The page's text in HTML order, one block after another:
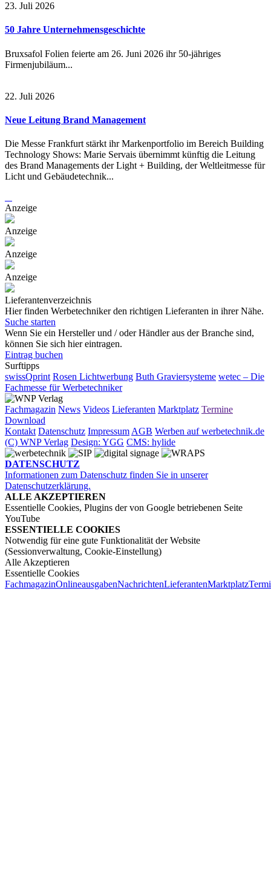
23. Juli 2026
50 Jahre Unternehmensgeschichte
Bruxsafol Folien feierte am 26. Juni 2026 ihr 50-jähriges
Firmenjubiläum...
22. Juli 2026
Neue Leitung Brand Management
Die Messe Frankfurt stärkt ihr Markenportfolio im Bereich Building
Technology Shows: Marie Servais übernimmt künftig die Leitung
des Brand Managements der Light + Building, der Weltleitmesse für
Licht und Gebäudetechnik...
Anzeige
Anzeige
Anzeige
Anzeige
Lieferantenverzeichnis
Hier finden Werbetechniker den richtigen Lieferanten in ihrer Nähe.
Suche starten
Wenn Sie ein Hersteller und / oder Händler aus der Branche sind,
können Sie sich hier eintragen.
Eintrag buchen
Surftipps
swissQprint Rosen Lichtwerbung Buth Graviersysteme wetec – Die
Fachmesse für Werbetechniker
Fachmagazin News Videos Lieferanten Marktplatz Termine
Download
Kontakt Datenschutz Impressum AGB Werben auf werbetechnik.de
(C) WNP Verlag Design: YGG CMS: hylide
DATENSCHUTZ
Informationen zum Datenschutz finden Sie in unserer
Datenschutzerklärung.
ALLE AKZEPTIEREN
Essentielle Cookies, Plugins der von Google betriebenen Seite
YouTube
ESSENTIELLE COOKIES
Notwendig für eine gute Funktionalität der Website
(Sessionverwaltung, Cookie-Einstellung)
Alle Akzeptieren
Essentielle Cookies
FachmagazinOnlineausgabenNachrichtenLieferantenMarktplatz